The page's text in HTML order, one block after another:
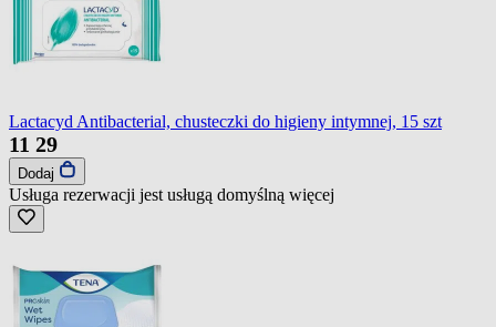
Lactacyd Antibacterial, chusteczki do higieny intymnej, 15 szt
11 29
Dodaj
Usługa rezerwacji jest usługą domyślną więcej